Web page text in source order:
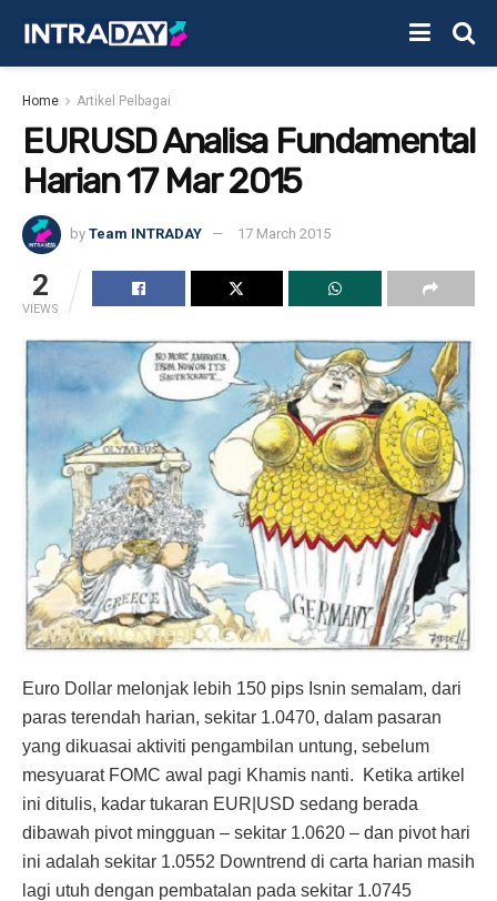
Home Artikel Pelbagai
EURUSD Analisa Fundamental
Harian 17 Mar 2015
by Team INTRADAY 17 March 2015
2
VIEWS
Euro Dollar melonjak lebih 150 pips Isnin semalam, dari
paras terendah harian, sekitar 1.0470, dalam pasaran
yang dikuasai aktiviti pengambilan untung, sebelum
mesyuarat FOMC awal pagi Khamis nanti. Ketika artikel
ini ditulis, kadar tukaran EUR|USD sedang berada
dibawah pivot mingguan – sekitar 1.0620 – dan pivot hari
ini adalah sekitar 1.0552 Downtrend di carta harian masih
lagi utuh dengan pembatalan pada sekitar 1.0745